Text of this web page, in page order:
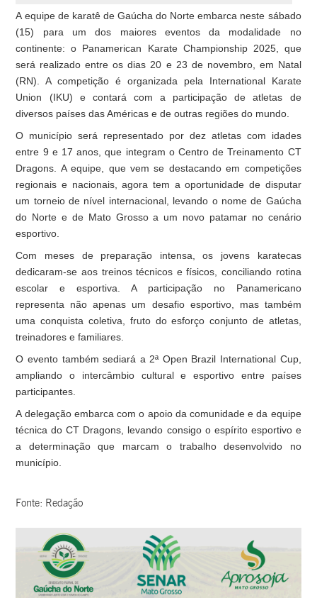
A equipe de karatê de Gaúcha do Norte embarca neste sábado
(15) para um dos maiores eventos da modalidade no
continente: o Panamerican Karate Championship 2025, que
será realizado entre os dias 20 e 23 de novembro, em Natal
(RN). A competição é organizada pela International Karate
Union (IKU) e contará com a participação de atletas de
diversos países das Américas e de outras regiões do mundo.
O município será representado por dez atletas com idades
entre 9 e 17 anos, que integram o Centro de Treinamento CT
Dragons. A equipe, que vem se destacando em competições
regionais e nacionais, agora tem a oportunidade de disputar
um torneio de nível internacional, levando o nome de Gaúcha
do Norte e de Mato Grosso a um novo patamar no cenário
esportivo.
Com meses de preparação intensa, os jovens karatecas
dedicaram-se aos treinos técnicos e físicos, conciliando rotina
escolar e esportiva. A participação no Panamericano
representa não apenas um desafio esportivo, mas também
uma conquista coletiva, fruto do esforço conjunto de atletas,
treinadores e familiares.
O evento também sediará a 2ª Open Brazil International Cup,
ampliando o intercâmbio cultural e esportivo entre países
participantes.
A delegação embarca com o apoio da comunidade e da equipe
técnica do CT Dragons, levando consigo o espírito esportivo e
a determinação que marcam o trabalho desenvolvido no
município.
Fonte: Redação